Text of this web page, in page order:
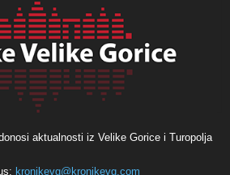
aktualnosti iz Velike Gorice i Turopolja
kronikevg@kronikevg.com